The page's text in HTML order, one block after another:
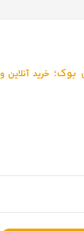
بوک؛ خرید آنلاین و